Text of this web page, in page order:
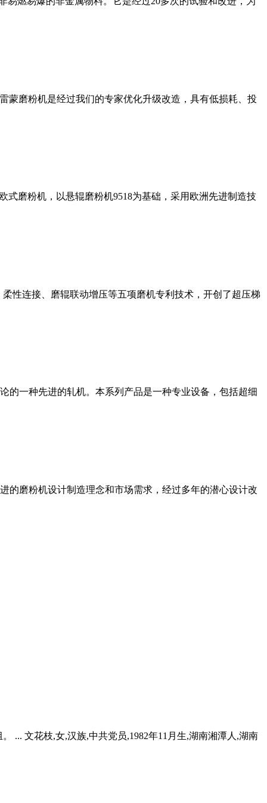
蒙磨粉机是经过我们的专家优化升级改造，具有低损耗、投
磨粉机，以悬辊磨粉机9518为基础，采用欧洲先进制造技
性连接、磨辊联动增压等五项磨机专利技术，开创了超压梯
的一种先进的轧机。本系列产品是一种专业设备，包括超细
的磨粉机设计制造理念和市场需求，经过多年的潜心设计改
... 文花枝,女,汉族,中共党员,1982年11月生,湖南湘潭人,湖南